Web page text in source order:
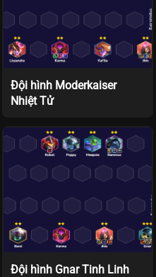
Đội hình Moderkaiser
Nhiệt Tử
Đội hình Gnar Tinh Linh